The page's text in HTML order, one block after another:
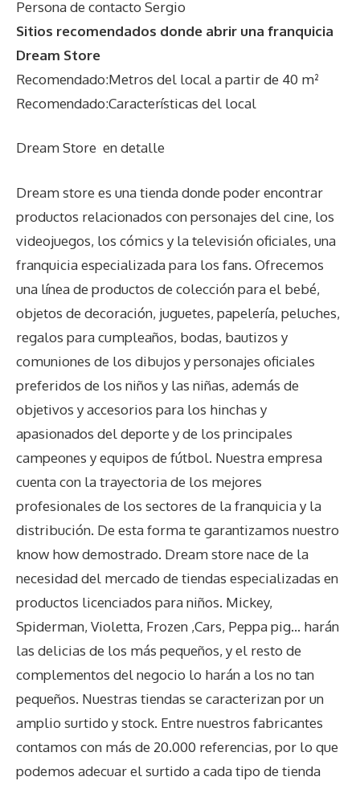
Persona de contacto Sergio
Sitios recomendados donde abrir una franquicia
Dream Store
Recomendado:Metros del local a partir de 40 m²
Recomendado:Características del local
Dream Store en detalle
Dream store es una tienda donde poder encontrar
productos relacionados con personajes del cine, los
videojuegos, los cómics y la televisión oficiales, una
franquicia especializada para los fans. Ofrecemos
una línea de productos de colección para el bebé,
objetos de decoración, juguetes, papelería, peluches,
regalos para cumpleaños, bodas, bautizos y
comuniones de los dibujos y personajes oficiales
preferidos de los niños y las niñas, además de
objetivos y accesorios para los hinchas y
apasionados del deporte y de los principales
campeones y equipos de fútbol. Nuestra empresa
cuenta con la trayectoria de los mejores
profesionales de los sectores de la franquicia y la
distribución. De esta forma te garantizamos nuestro
know how demostrado. Dream store nace de la
necesidad del mercado de tiendas especializadas en
productos licenciados para niños. Mickey,
Spiderman, Violetta, Frozen ,Cars, Peppa pig… harán
las delicias de los más pequeños, y el resto de
complementos del negocio lo harán a los no tan
pequeños. Nuestras tiendas se caracterizan por un
amplio surtido y stock. Entre nuestros fabricantes
contamos con más de 20.000 referencias, por lo que
podemos adecuar el surtido a cada tipo de tienda